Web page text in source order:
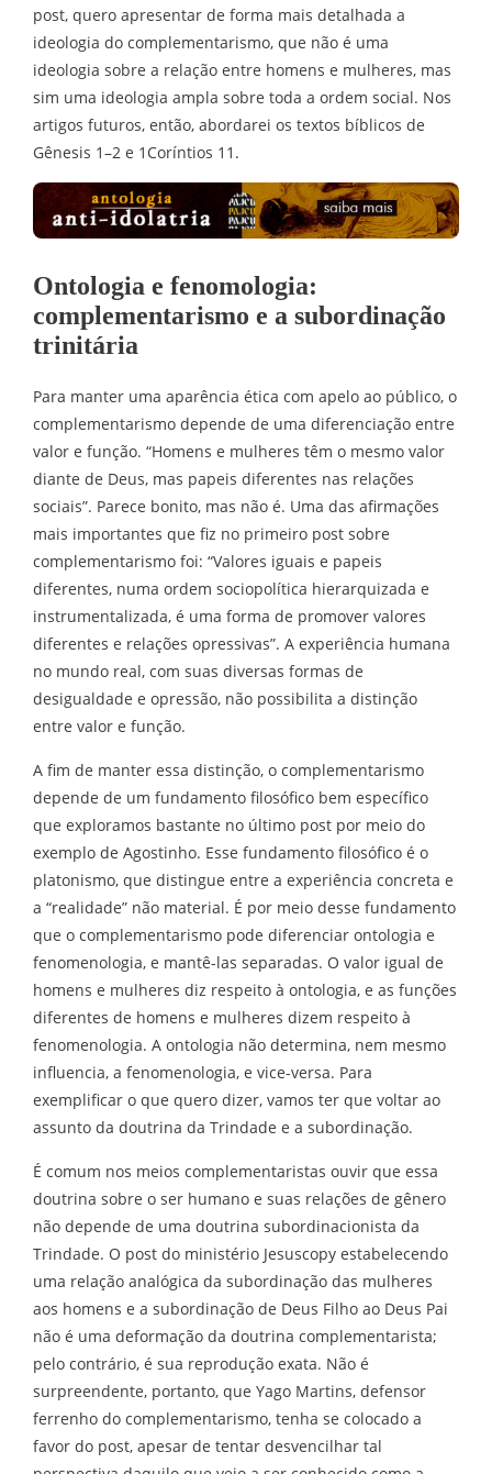
post, quero apresentar de forma mais detalhada a
ideologia do complementarismo, que não é uma
ideologia sobre a relação entre homens e mulheres, mas
sim uma ideologia ampla sobre toda a ordem social. Nos
artigos futuros, então, abordarei os textos bíblicos de
Gênesis 1–2 e 1Coríntios 11.
Ontologia e fenomologia:
complementarismo e a subordinação
trinitária
Para manter uma aparência ética com apelo ao público, o
complementarismo depende de uma diferenciação entre
valor e função. “Homens e mulheres têm o mesmo valor
diante de Deus, mas papeis diferentes nas relações
sociais”. Parece bonito, mas não é. Uma das afirmações
mais importantes que fiz no primeiro post sobre
complementarismo foi: “Valores iguais e papeis
diferentes, numa ordem sociopolítica hierarquizada e
instrumentalizada, é uma forma de promover valores
diferentes e relações opressivas”. A experiência humana
no mundo real, com suas diversas formas de
desigualdade e opressão, não possibilita a distinção
entre valor e função.
A fim de manter essa distinção, o complementarismo
depende de um fundamento filosófico bem específico
que exploramos bastante no último post por meio do
exemplo de Agostinho. Esse fundamento filosófico é o
platonismo, que distingue entre a experiência concreta e
a “realidade” não material. É por meio desse fundamento
que o complementarismo pode diferenciar ontologia e
fenomenologia, e mantê-las separadas. O valor igual de
homens e mulheres diz respeito à ontologia, e as funções
diferentes de homens e mulheres dizem respeito à
fenomenologia. A ontologia não determina, nem mesmo
influencia, a fenomenologia, e vice-versa. Para
exemplificar o que quero dizer, vamos ter que voltar ao
assunto da doutrina da Trindade e a subordinação.
É comum nos meios complementaristas ouvir que essa
doutrina sobre o ser humano e suas relações de gênero
não depende de uma doutrina subordinacionista da
Trindade. O post do ministério Jesuscopy estabelecendo
uma relação analógica da subordinação das mulheres
aos homens e a subordinação de Deus Filho ao Deus Pai
não é uma deformação da doutrina complementarista;
pelo contrário, é sua reprodução exata. Não é
surpreendente, portanto, que Yago Martins, defensor
ferrenho do complementarismo, tenha se colocado a
favor do post, apesar de tentar desvencilhar tal